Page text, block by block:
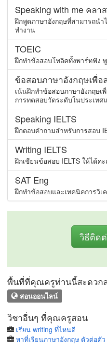
Speaking with me คลา
ฝึกพูดภาษาอังกฤษที่สามารถน
ทำงาน
TOEIC
ฝึกทำข้อสอบโทอิคทั้งพาร์ทฟัง
ข้อสอบภาษาอังกฤษเพื่อ
เน้นฝึกทำข้อสอบภาษาอังกฤษเ
การทดสอบวัดระดับในประเทศ
Speaking IELTS
ฝึกตอบคำถามสำหรับการสอบ
Writing IELTS
ฝึกเขียนข้อสอบ IELTS ให้ได้ค
SAT Eng
ฝึกทำข้อสอบและเทคนิคการวิเ
วิธีติด
พื้นที่ที่คุณครูท่านนี้สะดวก
สอนออนไลน์
วิชาอื่นๆ ที่คุณครูสอน
เรียน writing ที่ไหนดี
หาที่เรียนภาษาอังกฤษ ตัวต่อตัว